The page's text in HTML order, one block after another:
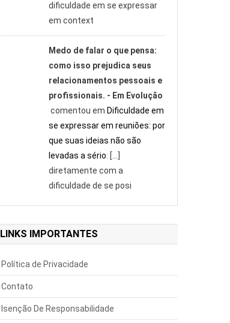
dificuldade em se expressar
em context
Medo de falar o que pensa:
como isso prejudica seus
relacionamentos pessoais e
profissionais. - Em Evolução
comentou em Dificuldade em
se expressar em reuniões: por
que suas ideias não são
levadas a sério: […]
diretamente com a
dificuldade de se posi
LINKS IMPORTANTES
Política de Privacidade
Contato
Isenção De Responsabilidade